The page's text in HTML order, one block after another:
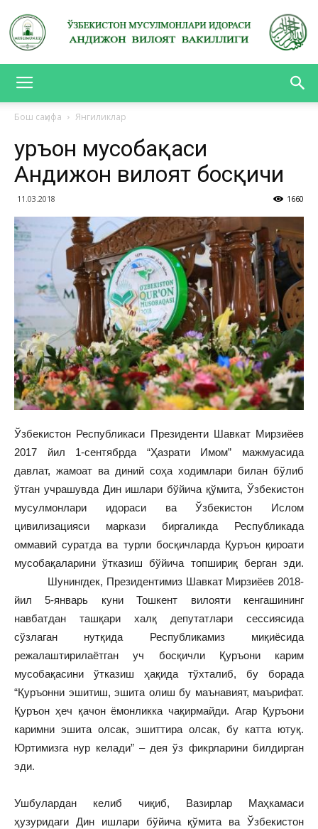
ВИЛОЯТ
Бош саҳифа Янгиликлар
Қуръон мусобақаси
Андижон вилоят босқичи
11.03.2018 1660
Ўзбекистон Республикаси Президенти Шавкат Мирзиёев
2017 йил 1-сентябрда “Ҳазрати Имом” мажмуасида
давлат, жамоат ва диний соҳа ходимлари билан бўлиб
ўтган учрашувда Дин ишлари бўйича қўмита, Ўзбекистон
мусулмонлари идораси ва Ўзбекистон Ислом
цивилизацияси маркази биргаликда Республикада
оммавий суратда ва турли босқичларда Қуръон қироати
мусобақаларини ўтказиш бўйича топшириқ берган эди.
Шунингдек, Президентимиз Шавкат Мирзиёев 2018-
йил 5-январь куни Тошкент вилояти кенгашининг
навбатдан ташқари халқ депутатлари сессиясида
сўзлаган нутқида Республикамиз миқиёсида
режалаштирилаётган уч босқичли Қуръони карим
мусобақасини ўтказиш ҳақида тўхталиб, бу борада
“Қуръонни эшитиш, эшита олиш бу маънавият, маърифат.
Қуръон ҳеч қачон ёмонликка чақирмайди. Агар Қуръони
каримни эшита олсак, эшиттира олсак, бу катта ютуқ.
Юртимизга нур келади” – дея ўз фикрларини билдирган
эди.
Ушбулардан келиб чиқиб, Вазирлар Маҳкамаси
ҳузуридаги Дин ишлари бўйича қўмита ва Ўзбекистон